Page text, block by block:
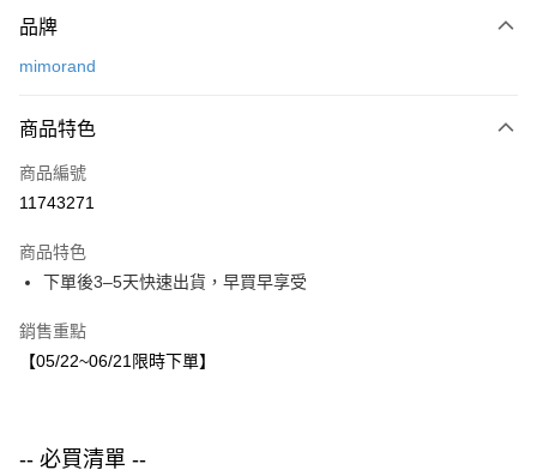
信用卡一次付款
Apple Pay
街口支付
運送方式
每筆NT$80，滿NT$1,500(含以上)免運費
宅配
品牌
mimorand
商品特色
商品編號
11743271
商品特色
下單後3–5天快速出貨，早買早享受
銷售重點
【05/22~06/21限時下單】
-- 必買清單 --